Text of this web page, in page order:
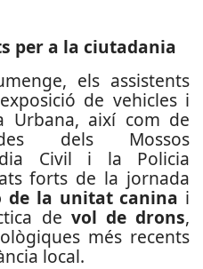
per a la ciutadania
els assistents
de vehicles i
Urbana, així com de
dels Mossos
Civil i la Policia
forts de la jornada
de la unitat canina i
de vol de drons,
més recents
local.